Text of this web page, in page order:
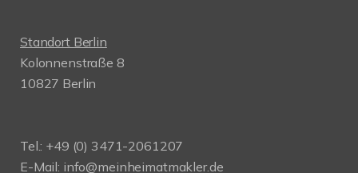
Standort Berlin
Kolonnenstraße 8
10827 Berlin
Tel.: +49 (0) 3471-2061207
E-Mail: info@meinheimatmakler.de